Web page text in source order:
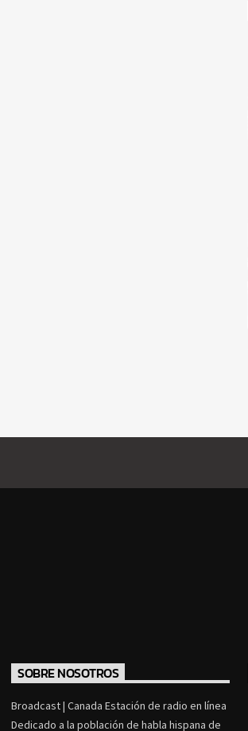
SOBRE NOSOTROS
Broadcast | Canada Estación de radio en línea
Dedicado a la población de habla hispana de